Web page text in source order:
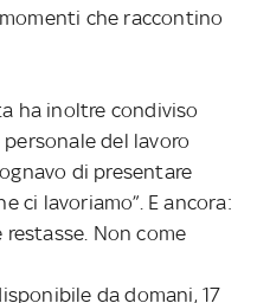
che raccontino
ha inoltre condiviso
del lavoro
di presentare
ci lavoriamo”. E ancora:
restasse. Non come
da domani, 17